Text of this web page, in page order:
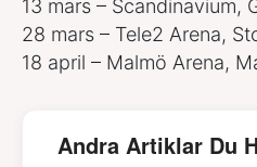
13 mars – Scandinavium,
28 mars – Tele2 Arena,
18 april – Malmö Arena,
Andra Artiklar Du